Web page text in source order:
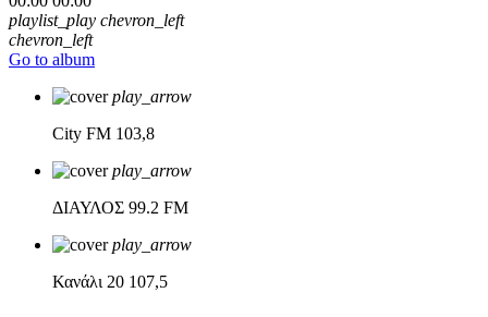
playlist_play chevron_left
chevron_left
Go to album
play_arrow
City FM 103,8
play_arrow
ΔΙΑΥΛΟΣ 99.2 FM
play_arrow
Κανάλι 20 107,5